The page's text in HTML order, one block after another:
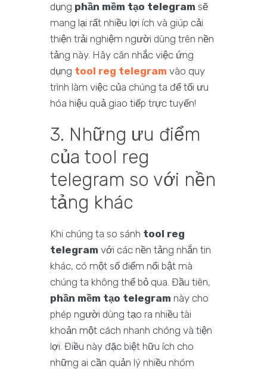
dụng phần mềm tạo telegram sẽ
mang lại rất nhiều lợi ích và giúp cải
thiện trải nghiệm người dùng trên nền
tảng này. Hãy cân nhắc việc ứng
dụng tool reg telegram vào quy
trình làm việc của chúng ta để tối ưu
hóa hiệu quả giao tiếp trực tuyến!
3. Những ưu điểm
của tool reg
telegram so với nền
tảng khác
Khi chúng ta so sánh tool reg
telegram với các nền tảng nhắn tin
khác, có một số điểm nổi bật mà
chúng ta không thể bỏ qua. Đầu tiên,
phần mềm tạo telegram này cho
phép người dùng tạo ra nhiều tài
khoản một cách nhanh chóng và tiện
lợi. Điều này đặc biệt hữu ích cho
những ai cần quản lý nhiều nhóm